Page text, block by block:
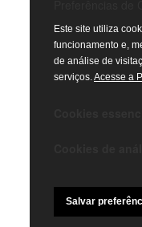
Este site utiliza
funcionamento e,
de análise de
serviços.Acesse a
Salvar